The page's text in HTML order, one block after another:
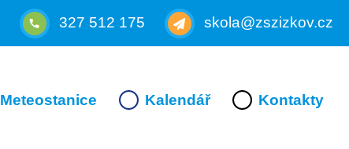
327 512 175 skola@zszizkov.cz
Meteostanice Kalendář Kontakty